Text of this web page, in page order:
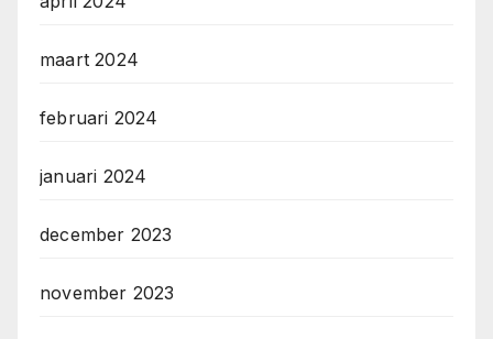
maart 2024
februari 2024
januari 2024
december 2023
november 2023